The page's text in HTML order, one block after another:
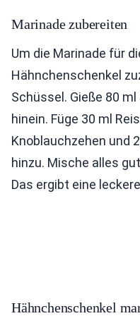
Marinade zubereiten
Um die Marinade für
Hähnchenschenkel
Schüssel. Gieße 80
hinein. Füge 30 ml
Knoblauchzehen und
hinzu. Mische alles
Das ergibt eine
Hähnchenschenkel